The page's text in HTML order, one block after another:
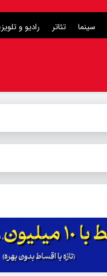
سینما تئاتر رادیو و